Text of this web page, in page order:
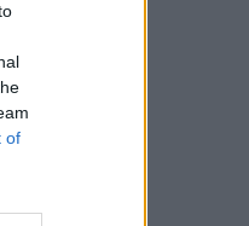
of